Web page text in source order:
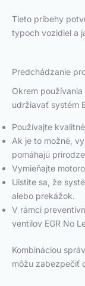
Tieto príbehy
typoch vozidiel a
Predchádzanie
Okrem
udržiavať systém
Používajte
Ak je to možné,
pomáhajú
Vymieňajte
Uistite sa, že
alebo prekážok.
V rámci
ventilov EGR No
Kombináciou
môžu zabezpečiť